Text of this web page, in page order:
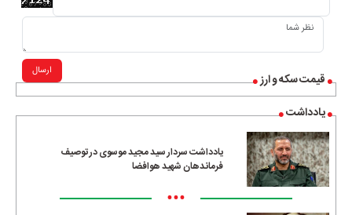
قیمت سکه و ارز
یادداشت
یادداشت سردار سید مجید موسوی در توصیف
فرماندهان شهید هوافضا
•••
ارسال